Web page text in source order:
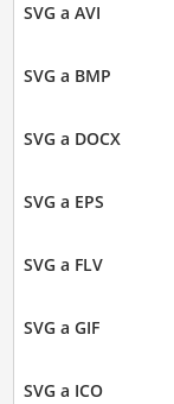
SVG a AVI
SVG a BMP
SVG a DOCX
SVG a EPS
SVG a FLV
SVG a GIF
SVG a ICO